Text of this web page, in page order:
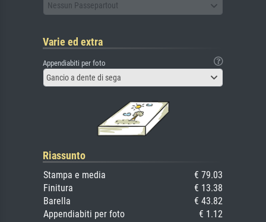
Nessun Passepartout
Varie ed extra
Appendiabiti per foto
Gancio a dente di sega
Riassunto
Stampa e media
€ 79.03
Finitura
€ 13.38
Barella
€ 43.82
Appendiabiti per foto
€ 1.12